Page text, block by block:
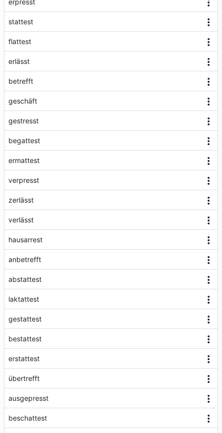
erpresst
stattest
flattest
erlässt
betrefft
geschäft
gestresst
begattest
ermattest
verpresst
zerlässt
verlässt
hausarrest
anbetrefft
abstattest
laktattest
gestattest
bestattest
erstattest
übertrefft
ausgepresst
beschattest